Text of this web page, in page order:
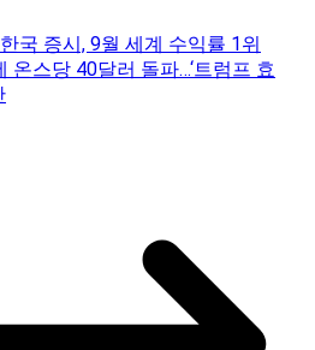
국 증시, 9월 세계 수익률 1위
온스당 40달러 돌파…‘트럼프 효